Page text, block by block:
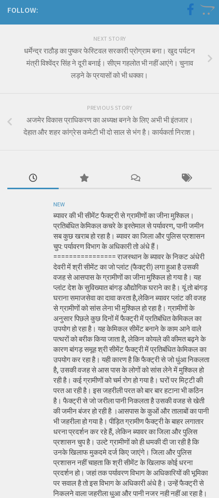
FOLLOW:
NEXT STORY
धर्मेन्द्र राठौड़ का पुष्कर फेस्टिवल सरकारी प्रोग्राम बना। खुद पर्यटन
मंत्री विश्वेंद्र सिंह ने दूरी बनाई। सीएम गहलोत भी नहीं आएंगे। चुनाव
लड़ने के प्रयासों को भी धक्का।
PREVIOUS STORY
अजमेर विकास प्राधिकरण का अध्यक्ष बनने के लिए अभी भी इंतजार।
देहात और शहर कांग्रेस कमेटी भी दो साल से भंग है। कार्यकर्ता निराश।
NEW
ब्यावर की भी सीमेंट फैक्ट्री से ग्रामीणों का जीना मुश्किल।
प्रतिबंधित केमिकल कचरे के इस्तेमाल से पर्यावरण, पानी जमीन
सब कुछ खराब हो रहा है। ब्यावर का जिला और पुलिस प्रशासन
चुप: पर्यावरण विभाग के अधिकारी तो अंधे हैं।
================ राजस्थान के ब्यावर के निकट अंधेरी
देवरी में श्री सीमेंट का जो प्लांट (फैक्ट्री) लगा हुआ है उसकी
वजह से आसपास के ग्रामीणों का जीना मुश्किल हो गया है। यह
प्लांट देश के सुविख्यात बांगड़ औद्योगिक घराने का है। यूं तो बांगड़
घराना समाजसेवा का दावा करता है,लेकिन ब्यावर प्लांट की वजह
से ग्रामीणों को सांस लेना भी मुश्किल हो रहा है। ग्रामीणों के
अनुसार पिछले कुछ दिनों में फैक्ट्री में प्रतिबंधित केमिकल का
उपयोग हो रहा है। यह केमिकल सीमेंट बनाने के काम आने वाले
पत्थरों को बरीक किया जाता है, लेकिन कोयले की कीमत बढ़ने के
कारण बांगड़ समूह श्री सीमेंट फैक्ट्री में प्रतिबंधित केमिकल का
उपयोग कर रहा है। यही कारण है कि फैक्ट्री से जो धुंआ निकलता
है, उसकी वजह से आस पास के लोगों को सांस लेने में मुश्किल हो
रही है। कई ग्रामीणों को चर्म रोग हो गया है। घरों पर मिट्टी की
परत आ रही है। इस जहरीली परत को बार बार हटाना भी कठिन
है। फैक्ट्री से जो जरीला पानी निकलता है उसकी वजह से खेती
की जमीन बंजर हो रही है ।आसपास के कुओं और तालाबों का पानी
भी जहरीला हो गया है। पीड़ित ग्रामीण फैक्ट्री के बाहर लगातार
धरना प्रदर्शन कर रहे हैं, लेकिन ब्यावर का जिला और पुलिस
प्रशासन चुप है। उल्टे ग्रामीणों को ही धमकी दी जा रही है कि
उनके खिलाफ मुकदमे दर्ज किए जाएंगे। जिला और पुलिस
प्रशासन नहीं चाहता कि श्री सीमेंट के खिलाफ कोई धरना
प्रदर्शन हो। जहां तक पर्यावरण विभाग के अधिकारियों की भूमिका
पर सवाल है तो इस विभाग के अधिकारी अंधे है। उन्हें फैक्ट्री से
निकलने वाला जहरीला धुआ और पानी नजर नही नहीं आ रहा है।